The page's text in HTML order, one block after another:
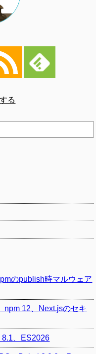
る
のpublish時マルウェア
npm 12、Next.jsのセキ
8.1、ES2026